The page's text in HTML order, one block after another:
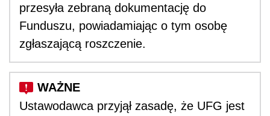
przesyła zebraną dokumentację do
Funduszu, powiadamiając o tym osobę
zgłaszającą roszczenie.
Ustawodawca przyjął zasadę, że UFG jest